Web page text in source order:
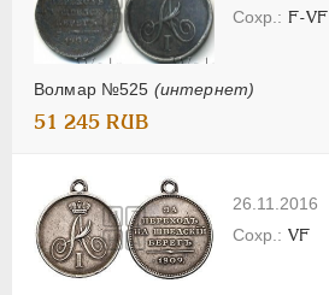
Волмар №525 (интернет)
F-VF
51 245 RUB
26.11.2016
VF